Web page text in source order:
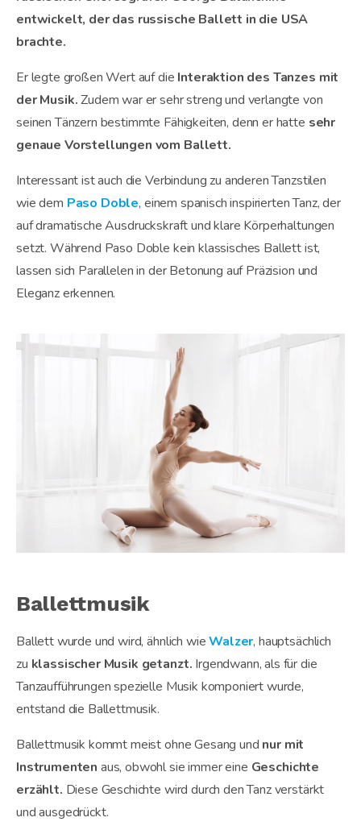
entwickelt, der das russische Ballett in die USA
brachte.
Er legte großen Wert auf die Interaktion des Tanzes mit
der Musik.Zudem war er sehr streng und verlangte von
seinen Tänzern bestimmte Fähigkeiten, denn er hatte sehr
genaue Vorstellungen vom Ballett.
Interessant ist auch die Verbindung zu anderen Tanzstilen
wie dem Paso Doble, einem spanisch inspirierten Tanz, der
auf dramatische Ausdruckskraft und klare Körperhaltungen
setzt. Während Paso Doble kein klassisches Ballett ist,
lassen sich Parallelen in der Betonung auf Präzision und
Eleganz erkennen.
Ballettmusik
Ballett wurde und wird, ähnlich wieWalzer, hauptsächlich
zu klassischer Musik getanzt. Irgendwann, als für die
Tanzaufführungen spezielle Musik komponiert wurde,
entstand die Ballettmusik.
Ballettmusik kommt meist ohne Gesang und nur mit
Instrumenten aus, obwohl sie immer eine Geschichte
erzählt. Diese Geschichte wird durch den Tanz verstärkt
und ausgedrückt.